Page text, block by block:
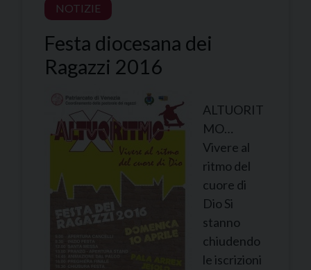
NOTIZIE
Festa diocesana dei
Ragazzi 2016
ALTUORIT
MO…
Vivere al
ritmo del
cuore di
Dio Si
stanno
chiudendo
le iscrizioni